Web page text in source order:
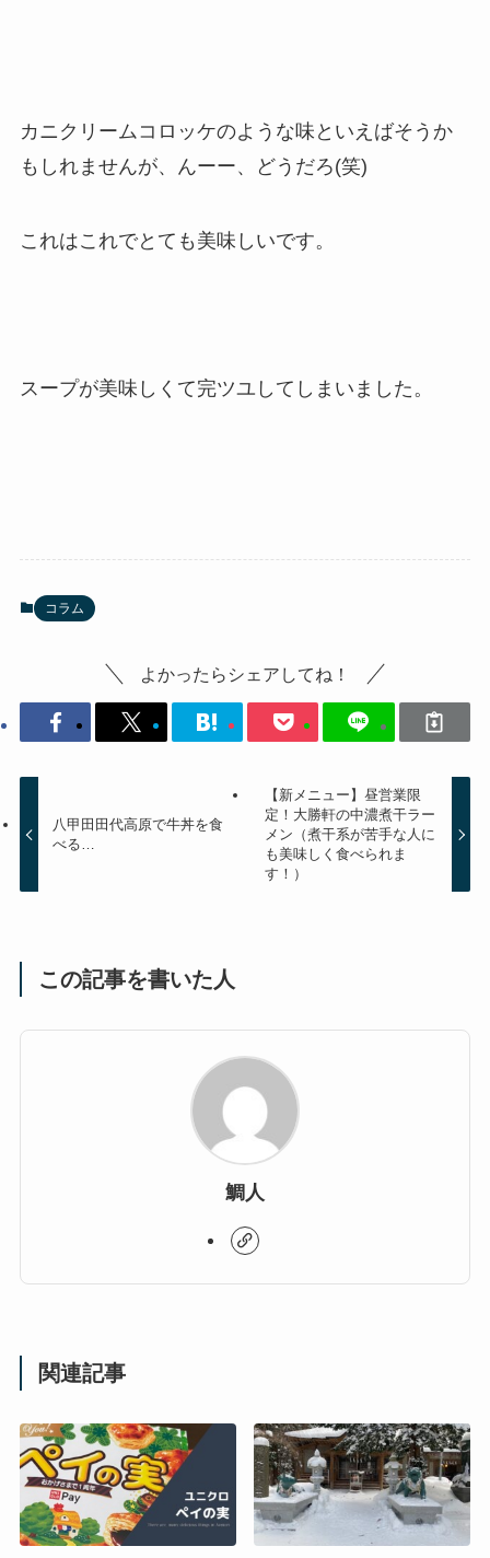
カニクリームコロッケのような味といえばそうか
もしれませんが、んーー、どうだろ(笑)
これはこれでとても美味しいです。
スープが美味しくて完ツユしてしまいました。
コラム
よかったらシェアしてね！
八甲田田代高原で牛丼を食
べる…
【新メニュー】昼営業限
定！大勝軒の中濃煮干ラー
メン（煮干系が苦手な人に
も美味しく食べられま
す！）
この記事を書いた人
鯛人
関連記事